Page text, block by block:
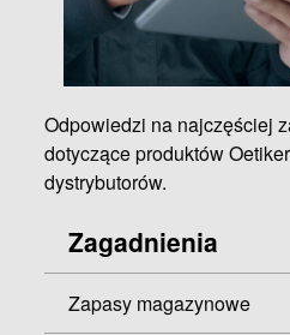
Odpowiedzi na najczęściej
dotyczące produktów
dystrybutorów.
Zagadnienia
Zapasy magazynowe